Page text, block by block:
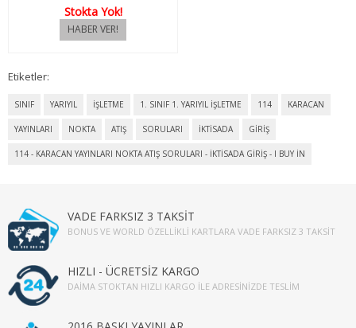
1. SINIF 1. YARIYIL SOSYOLOJİ
2. SINIF 3. YARIYIL SOSYOLOJİ
2. SINIF 4. YARIYIL SOSYOLOJİ
3. SINIF 6. YARIYIL SOSYOLOJİ
4. SINIF 7. YARIYIL SOSYOLOJİ
4. SINIF 8. YARIYIL SOSYOLOJİ
Stokta Yok!
Etiketler:
SINIF YARIYIL İŞLETME 1. SINIF 1. YARIYIL İŞLETME 114 KARACAN
YAYINLARI NOKTA ATIŞ SORULARI İKTİSADA GİRİŞ
114 - KARACAN YAYINLARI NOKTA ATIŞ SORULARI - İKTİSADA GİRİŞ - I BUY IN
VADE FARKSIZ 3 TAKSİT
BONUS VE WORLD ÖZELLIKLI KARTLARA VADE FARKSIZ 3 TAKSIT
HIZLI - ÜCRETSİZ KARGO
DAIMA STOKTAN HIZLI KARGO İLE ADRESINIZDE TESLIM